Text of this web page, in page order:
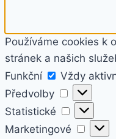
Používáme cookies k
stránek a našich
Funkční
Funkční
Vždy
Předvolby
Předvolby
Statistické
Marketingové